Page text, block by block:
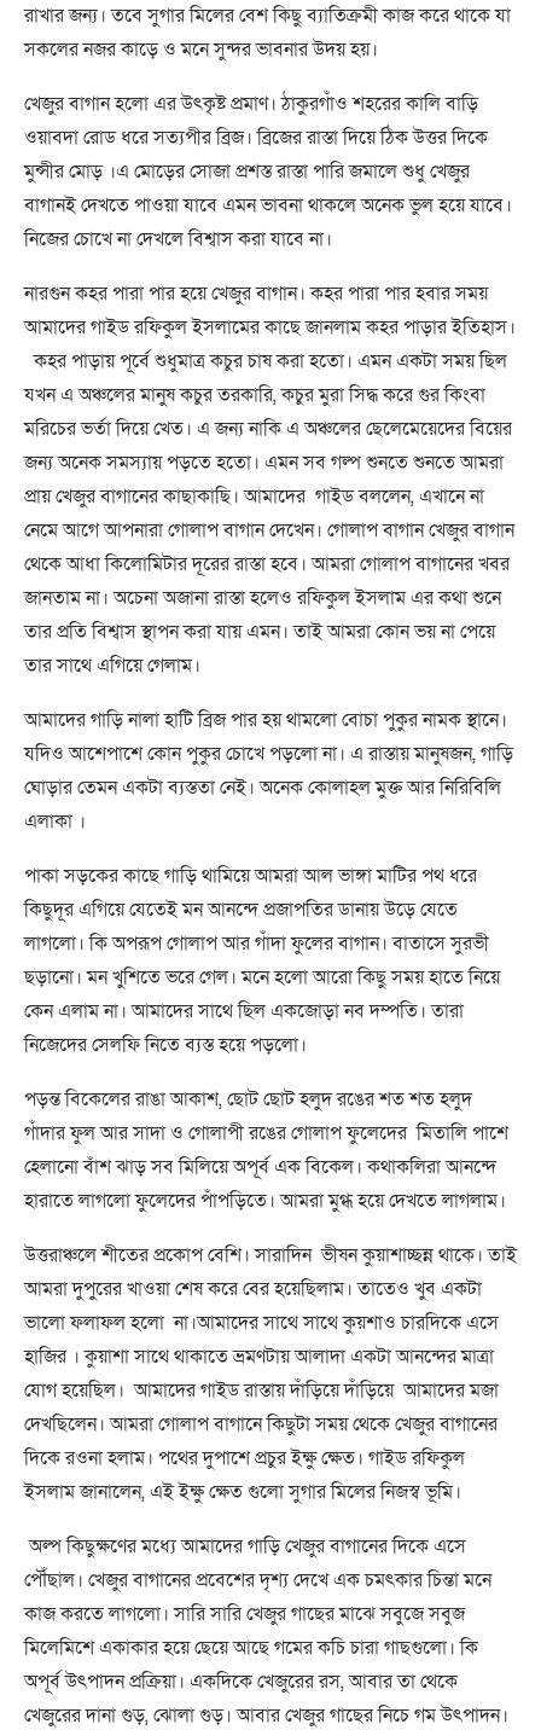
রাখার জন্য। তবে সুগার মিলের বেশ কিছু ব্যাতিক্রমী কাজ করে থাকে যা
সকলের নজর কাড়ে ও মনে সুন্দর ভাবনার উদয় হয়।
খেজুর বাগান হলো এর উৎকৃষ্ট প্রমাণ। ঠাকুরগাঁও শহরের কালি বাড়ি
ওয়াবদা রোড ধরে সত্যপীর ব্রিজ। ব্রিজের রাস্তা দিয়ে ঠিক উত্তর দিকে
মুন্সীর মোড় ।এ মোড়ের সোজা প্রশস্ত রাস্তা পারি জমালে শুধু খেজুর
বাগানই দেখতে পাওয়া যাবে এমন ভাবনা থাকলে অনেক ভুল হয়ে যাবে।
নিজের চোখে না দেখলে বিশ্বাস করা যাবে না।
নারগুন কহর পারা পার হয়ে খেজুর বাগান। কহর পারা পার হবার সময়
আমাদের গাইড রফিকুল ইসলামের কাছে জানলাম কহর পাড়ার ইতিহাস।
কহর পাড়ায় পূর্বে শুধুমাত্র কচুর চাষ করা হতো। এমন একটা সময় ছিল
যখন এ অঞ্চলের মানুষ কচুর তরকারি, কচুর মুরা সিদ্ধ করে গুর কিংবা
মরিচের ভর্তা দিয়ে খেত। এ জন্য নাকি এ অঞ্চলের ছেলেমেয়েদের বিয়ের
জন্য অনেক সমস্যায় পড়তে হতো। এমন সব গল্প শুনতে শুনতে আমরা
প্রায় খেজুর বাগানের কাছাকাছি। আমাদের গাইড বললেন, এখানে না
নেমে আগে আপনারা গোলাপ বাগান দেখেন। গোলাপ বাগান খেজুর বাগান
থেকে আধা কিলোমিটার দূরের রাস্তা হবে। আমরা গোলাপ বাগানের খবর
জানতাম না। অচেনা অজানা রাস্তা হলেও রফিকুল ইসলাম এর কথা শুনে
তার প্রতি বিশ্বাস স্থাপন করা যায় এমন। তাই আমরা কোন ভয় না পেয়ে
তার সাথে এগিয়ে গেলাম।
আমাদের গাড়ি নালা হাটি ব্রিজ পার হয় থামলো বোচা পুকুর নামক স্থানে।
যদিও আশেপাশে কোন পুকুর চোখে পড়লো না। এ রাস্তায় মানুষজন, গাড়ি
ঘোড়ার তেমন একটা ব্যস্ততা নেই। অনেক কোলাহল মুক্ত আর নিরিবিলি
এলাকা ।
পাকা সড়কের কাছে গাড়ি থামিয়ে আমরা আল ভাঙ্গা মাটির পথ ধরে
কিছুদূর এগিয়ে যেতেই মন আনন্দে প্রজাপতির ডানায় উড়ে যেতে
লাগলো। কি অপরূপ গোলাপ আর গাঁদা ফুলের বাগান। বাতাসে সুরভী
ছড়ানো। মন খুশিতে ভরে গেল। মনে হলো আরো কিছু সময় হাতে নিয়ে
কেন এলাম না। আমাদের সাথে ছিল একজোড়া নব দম্পতি। তারা
নিজেদের সেলফি নিতে ব্যস্ত হয়ে পড়লো।
পড়ন্ত বিকেলের রাঙা আকাশ, ছোট ছোট হলুদ রঙের শত শত হলুদ
গাঁদার ফুল আর সাদা ও গোলাপী রঙের গোলাপ ফুলেদের মিতালি পাশে
হেলানো বাঁশ ঝাড় সব মিলিয়ে অপূর্ব এক বিকেল। কথাকলিরা আনন্দে
হারাতে লাগলো ফুলেদের পাঁপড়িতে। আমরা মুগ্ধ হয়ে দেখতে লাগলাম।
উত্তরাঞ্চলে শীতের প্রকোপ বেশি। সারাদিন ভীষন কুয়াশাচ্ছন্ন থাকে। তাই
আমরা দুপুরের খাওয়া শেষ করে বের হয়েছিলাম। তাতেও খুব একটা
ভালো ফলাফল হলো না।আমাদের সাথে সাথে কুয়শাও চারদিকে এসে
হাজির । কুয়াশা সাথে থাকাতে ভ্রমণটায় আলাদা একটা আনন্দের মাত্রা
যোগ হয়েছিল। আমাদের গাইড রাস্তায় দাঁড়িয়ে দাঁড়িয়ে আমাদের মজা
দেখছিলেন। আমরা গোলাপ বাগানে কিছুটা সময় থেকে খেজুর বাগানের
দিকে রওনা হলাম। পথের দুপাশে প্রচুর ইক্ষু ক্ষেত। গাইড রফিকুল
ইসলাম জানালেন, এই ইক্ষু ক্ষেত গুলো সুগার মিলের নিজস্ব ভূমি।
অল্প কিছুক্ষণের মধ্যে আমাদের গাড়ি খেজুর বাগানের দিকে এসে
পৌঁছাল। খেজুর বাগানের প্রবেশের দৃশ্য দেখে এক চমৎকার চিন্তা মনে
কাজ করতে লাগলো। সারি সারি খেজুর গাছের মাঝে সবুজে সবুজ
মিলেমিশে একাকার হয়ে ছেয়ে আছে গমের কচি চারা গাছগুলো। কি
অপূর্ব উৎপাদন প্রক্রিয়া। একদিকে খেজুরের রস, আবার তা থেকে
খেজুরের দানা গুড়, ঝোলা গুড়। আবার খেজুর গাছের নিচে গম উৎপাদন।